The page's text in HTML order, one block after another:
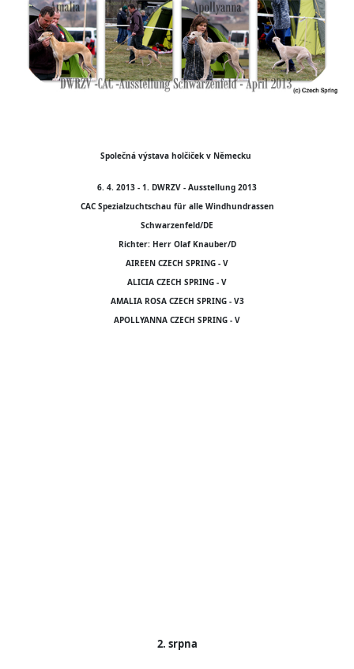
Společná výstava holčiček v Německu
6. 4. 2013 - 1. DWRZV - Ausstellung 2013
CAC Spezialzuchtschau für alle Windhundrassen
Schwarzenfeld/DE
Richter: Herr Olaf Knauber/D
AIREEN CZECH SPRING - V
ALICIA CZECH SPRING - V
AMALIA ROSA CZECH SPRING - V3
APOLLYANNA CZECH SPRING - V
2. srpna